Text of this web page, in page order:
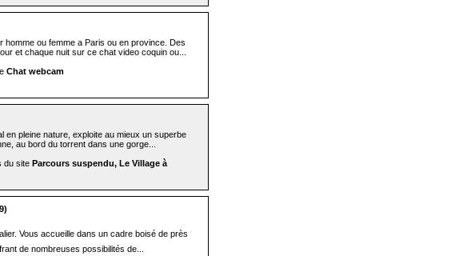
ou femme a Paris ou en province. Des
et chaque nuit sur ce chat video coquin ou...
Chat webcam
en pleine nature, exploite au mieux un superbe
au bord du torrent dans une gorge...
du site Parcours suspendu, Le Village à
Vous accueille dans un cadre boisé de près
de nombreuses possibilités de...